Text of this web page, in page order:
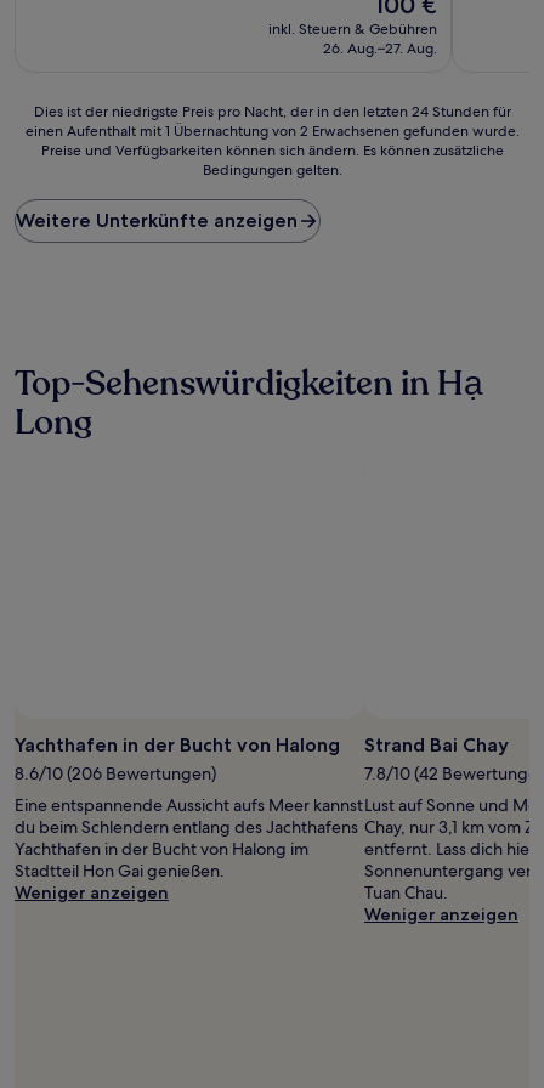
Preis
beträgt
inkl. Steuern & Gebühren
26. Aug.–27. Aug.
Dies
ist
Preis
pro
Nacht,
für
einen
Aufenthalt
mit
zusätzliche
Bedingungen
Dies ist der niedrigste Preis pro Nacht, der in den letzten 24 Stunden für
einen Aufenthalt mit 1 Übernachtung von 2 Erwachsenen gefunden wurde.
Preise und Verfügbarkeiten können sich ändern. Es können zusätzliche
Bedingungen gelten.
Weitere Unterkünfte anzeigen
Top-Sehenswürdigkeiten in Hạ
Long
Yachthafen in der Bucht von Halong
8.6/10 (206 Bewertungen)
Eine entspannende Aussicht aufs Meer kannst
du beim Schlendern entlang des Jachthafens
Yachthafen in der Bucht von Halong im
Stadtteil Hon Gai genießen.
Weniger anzeigen
Strand Bai Chay
7.8/10 (42
Lust auf Sonne und
Chay, nur 3,1 km vom
entfernt. Lass dich hier
Sonnenuntergang
Tuan Chau.
Weniger anzeigen